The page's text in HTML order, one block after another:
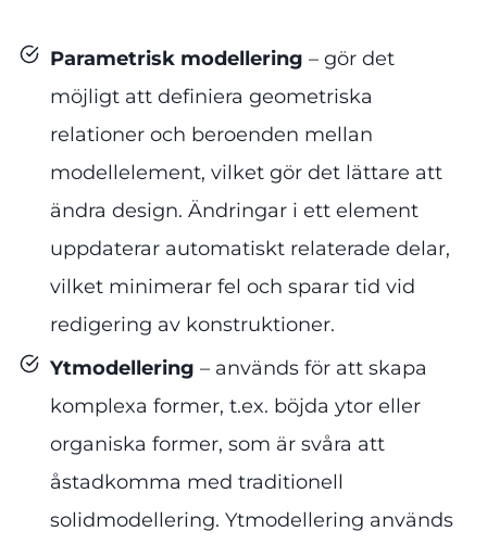
Parametrisk modellering – gör det
möjligt att definiera geometriska
relationer och beroenden mellan
modellelement, vilket gör det lättare att
ändra design. Ändringar i ett element
uppdaterar automatiskt relaterade delar,
vilket minimerar fel och sparar tid vid
redigering av konstruktioner.
Ytmodellering – används för att skapa
komplexa former, t.ex. böjda ytor eller
organiska former, som är svåra att
åstadkomma med traditionell
solidmodellering. Ytmodellering används